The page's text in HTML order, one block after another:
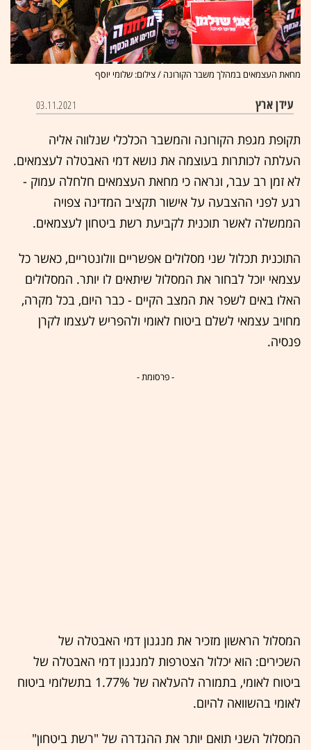
מחאת העצמאים במהלך משבר הקורונה / צילום: שלומי יוסף
עידן ארץ 03.11.2021
תקופת מגפת הקורונה והמשבר הכלכלי שנלווה אליה
העלתה לכותרות בעוצמה את נושא דמי האבטלה לעצמאים.
לא זמן רב עבר, ונראה כי מחאת העצמאים חלחלה עמוק -
רגע לפני ההצבעה על אישור תקציב המדינה צפויה
הממשלה לאשר תוכנית לקביעת רשת ביטחון לעצמאים.
התוכנית תכלול שני מסלולים אפשריים וולונטריים, כאשר כל
עצמאי יוכל לבחור את המסלול שיתאים לו יותר. המסלולים
האלו באים לשפר את המצב הקיים - כבר היום, בכל מקרה,
מחויב עצמאי לשלם ביטוח לאומי ולהפריש לעצמו לקרן
פנסיה.
- פרסומת -
המסלול הראשון מזכיר את מנגנון דמי האבטלה של
השכירים: הוא יכלול הצטרפות למנגנון דמי האבטלה של
ביטוח לאומי, בתמורה להעלאה של 1.77% בתשלומי ביטוח
לאומי בהשוואה להיום.
המסלול השני תואם יותר את ההגדרה של "רשת ביטחון"